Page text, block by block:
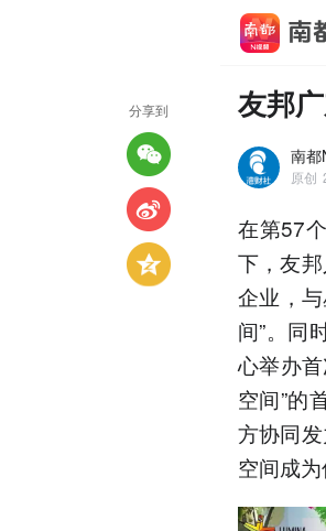
友邦
南都
原创
在第57
下，友
企业，
间”。同
心举办
空间”的
方协同
空间成
分享到